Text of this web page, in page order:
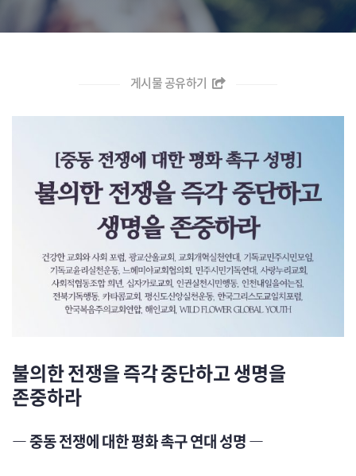
게시물 공유하기
불의한 전쟁을 즉각 중단하고 생명을
존중하라
― 중동 전쟁에 대한 평화 촉구 연대 성명 ―